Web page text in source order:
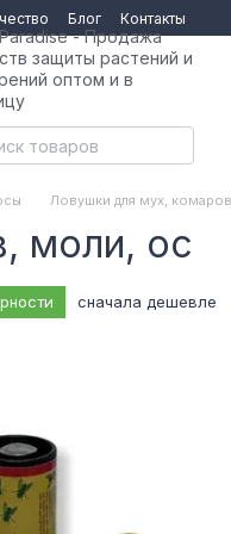
Блог Контакты
- Продажа
защиты растений и
оптом и в
Ловушки для мух,
моли, ос
сначала дешевле